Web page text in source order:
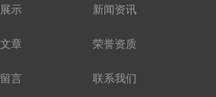
示 新闻资讯
章 荣誉资质
言 联系我们